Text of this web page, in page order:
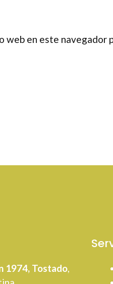
en este navegador
1974, Tostado,